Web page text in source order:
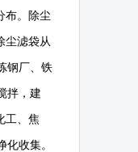
布。除尘
尘滤袋从
钢厂、铁
拌，建
工、焦
收集。